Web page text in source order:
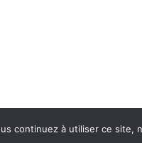
continuez à utiliser ce site,